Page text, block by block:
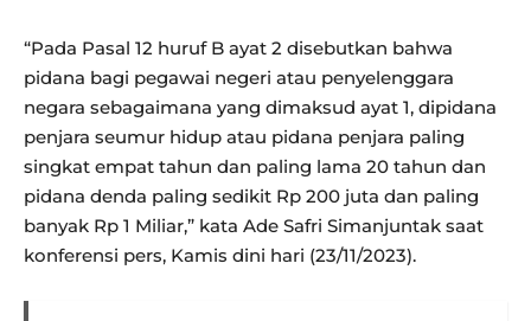
“Pada Pasal 12 huruf B ayat 2 disebutkan bahwa
pidana bagi pegawai negeri atau penyelenggara
negara sebagaimana yang dimaksud ayat 1, dipidana
penjara seumur hidup atau pidana penjara paling
singkat empat tahun dan paling lama 20 tahun dan
pidana denda paling sedikit Rp 200 juta dan paling
banyak Rp 1 Miliar,” kata Ade Safri Simanjuntak saat
konferensi pers, Kamis dini hari (23/11/2023).